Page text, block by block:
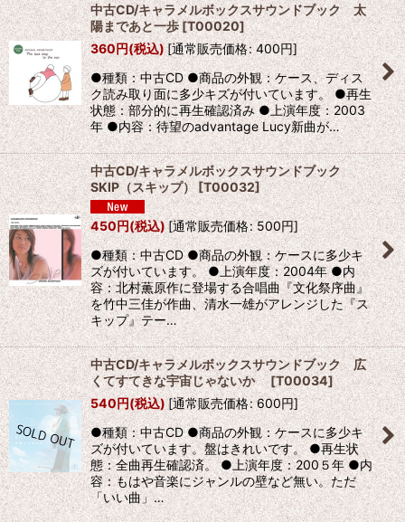
中古CD/キャラメルボックスサウンドブック 太
陽まであと一歩[T00020]
360円(税込)[通常販売価格: 400円]
●種類：中古CD ●商品の外観：ケース、ディス
ク読み取り面に多少キズが付いています。 ●再生
状態：部分的に再生確認済み ●上演年度：2003
年 ●内容：待望のadvantage Lucy新曲が…
中古CD/キャラメルボックスサウンドブック
SKIP（スキップ） [T00032]
450円(税込)[通常販売価格: 500円]
●種類：中古CD ●商品の外観：ケースに多少キ
ズが付いています。 ●上演年度：2004年 ●内
容：北村薫原作に登場する合唱曲『文化祭序曲』
を竹中三佳が作曲、清水一雄がアレンジした『ス
キップ』テー…
中古CD/キャラメルボックスサウンドブック 広
くてすてきな宇宙じゃないか[T00034]
540円(税込)[通常販売価格: 600円]
●種類：中古CD ●商品の外観：ケースに多少キ
ズが付いています。盤はきれいです。 ●再生状
態：全曲再生確認済。 ●上演年度：200５年 ●内
容：もはや音楽にジャンルの壁など無い。ただ
「いい曲」…